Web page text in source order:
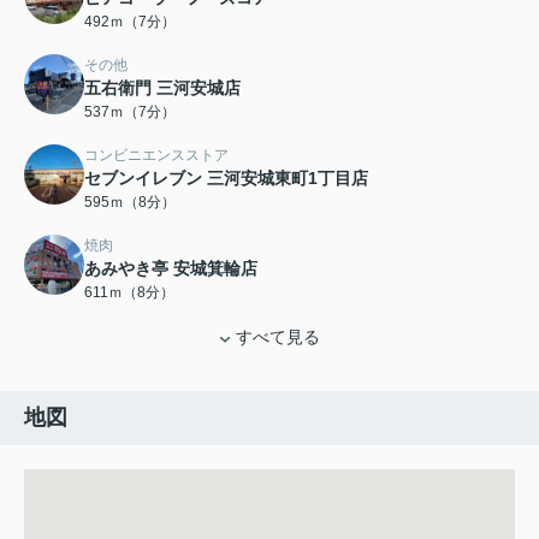
492ｍ（7分）
その他
五右衛門 三河安城店
537ｍ（7分）
コンビニエンスストア
セブンイレブン 三河安城東町1丁目店
595ｍ（8分）
焼肉
あみやき亭 安城箕輪店
611ｍ（8分）
すべて見る
地図